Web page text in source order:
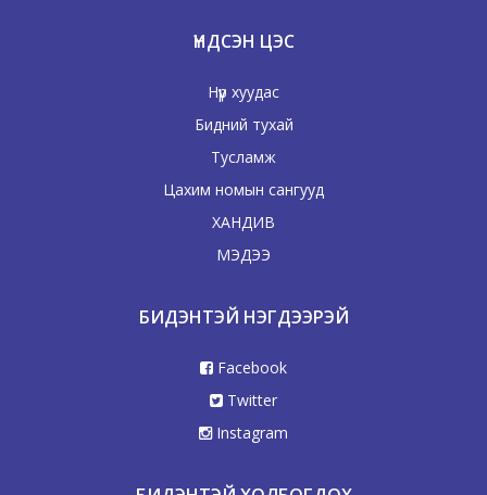
ҮНДСЭН ЦЭС
Нүүр хуудас
Бидний тухай
Тусламж
Цахим номын сангууд
ХАНДИВ
МЭДЭЭ
БИДЭНТЭЙ НЭГДЭЭРЭЙ
Facebook
Twitter
Instagram